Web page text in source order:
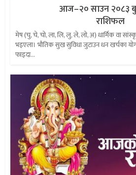
आज–२० साउन २०८३
राशिफल
मेष (चु, चे, चो, ला, लि, लु, ले, लो, अ) धार्मिक वा
भइएला। भौतिक सुख सुविधा जुटाउन धन खर्चका
फाइदा...